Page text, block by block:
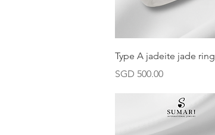
快速瀏覽
Type A jadeite jade ring
價格
SGD 500.00